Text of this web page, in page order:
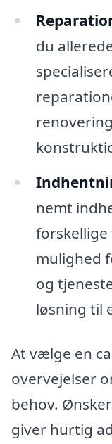
du
nemt
forskellige
mulighed
og
løsning til
At vælge en
overvejelser
behov.
giver hurtig